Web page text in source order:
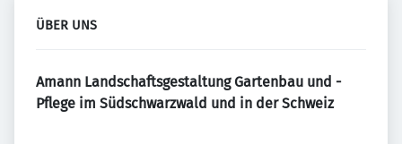
ÜBER UNS
Amann Landschaftsgestaltung Gartenbau und -
Pflege im Südschwarzwald und in der Schweiz